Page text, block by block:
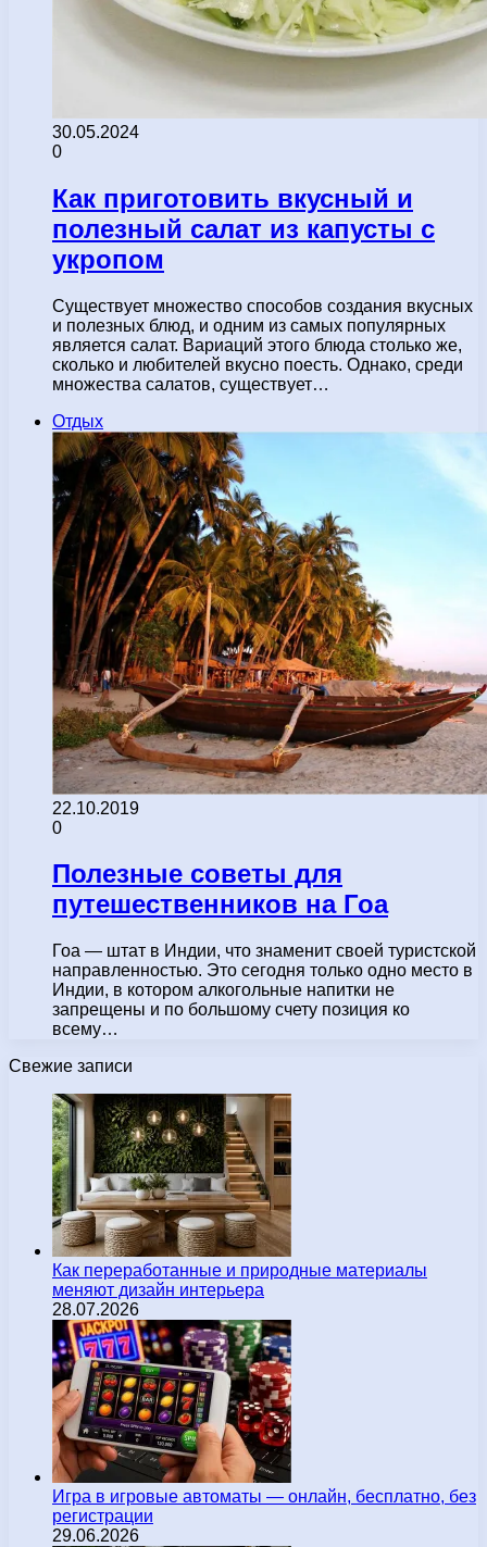
30.05.2024
0
Как приготовить вкусный и
полезный салат из капусты с
укропом
Существует множество способов создания вкусных
и полезных блюд, и одним из самых популярных
является салат. Вариаций этого блюда столько же,
сколько и любителей вкусно поесть. Однако, среди
множества салатов, существует…
Отдых
22.10.2019
0
Полезные советы для
путешественников на Гоа
Гоа — штат в Индии, что знаменит своей туристской
направленностью. Это сегодня только одно место в
Индии, в котором алкогольные напитки не
запрещены и по большому счету позиция ко
всему…
Свежие записи
Как переработанные и природные материалы
меняют дизайн интерьера
28.07.2026
Игра в игровые автоматы — онлайн, бесплатно, без
регистрации
29.06.2026